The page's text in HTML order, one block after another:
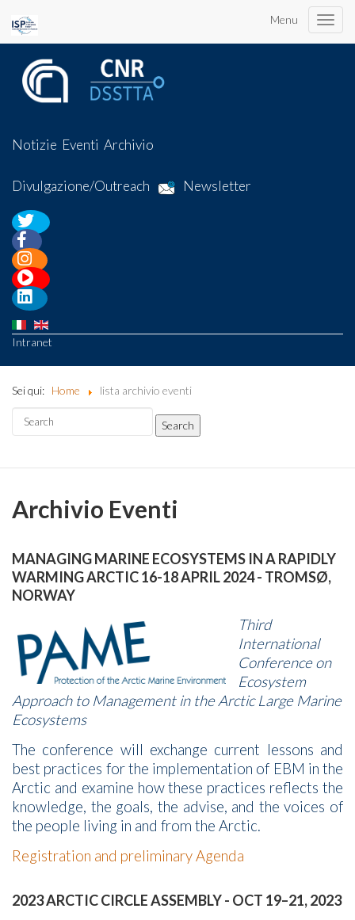
Menu
Toggle
Notizie Eventi Archivio
Divulgazione/Outreach Newsletter
Intranet
Sei qui: Home lista archivio eventi
Archivio Eventi
MANAGING MARINE ECOSYSTEMS IN A RAPIDLY
WARMING ARCTIC 16-18 APRIL 2024 - TROMSØ,
NORWAY
Third
International
Conference on
Ecosystem
Approach to Management in the Arctic Large Marine
Ecosystems
The conference will exchange current lessons and
best practices for the implementation of EBM in the
Arctic and examine how these practices reflects the
knowledge, the goals, the advise, and the voices of
the people living in and from the Arctic.
Registration and preliminary Agenda
2023 ARCTIC CIRCLE ASSEMBLY - OCT 19–21, 2023